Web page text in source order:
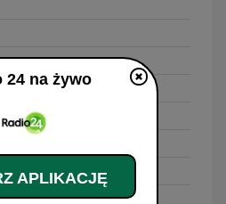
24 na żywo
APLIKACJĘ